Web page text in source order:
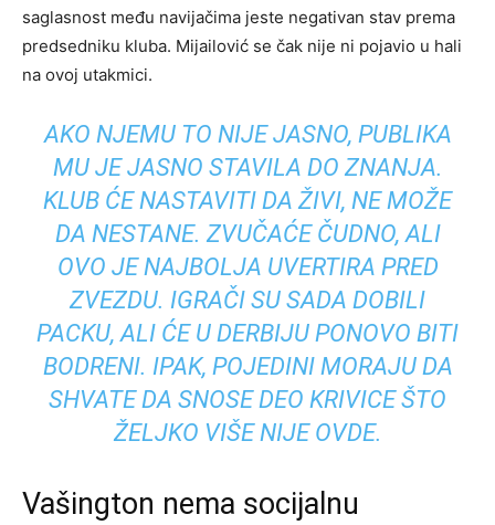
saglasnost među navijačima jeste negativan stav prema
predsedniku kluba. Mijailović se čak nije ni pojavio u hali
na ovoj utakmici.
AKO NJEMU TO NIJE JASNO, PUBLIKA
MU JE JASNO STAVILA DO ZNANJA.
KLUB ĆE NASTAVITI DA ŽIVI, NE MOŽE
DA NESTANE. ZVUČAĆE ČUDNO, ALI
OVO JE NAJBOLJA UVERTIRA PRED
ZVEZDU. IGRAČI SU SADA DOBILI
PACKU, ALI ĆE U DERBIJU PONOVO BITI
BODRENI. IPAK, POJEDINI MORAJU DA
SHVATE DA SNOSE DEO KRIVICE ŠTO
ŽELJKO VIŠE NIJE OVDE.
Vašington nema socijalnu